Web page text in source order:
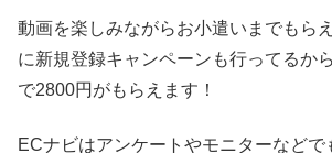
動画を楽しみながらお小遣いまでもら
に新規登録キャンペーンも行ってるか
で2800円がもらえます！
ECナビはアンケートやモニターなどで